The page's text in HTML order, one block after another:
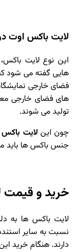
لایت باکس اوت
این نوع لایت
هایی گفته می شود که
فضای خارجی
تولید می شوند.
چون اینلایت
جنس باکس ها باید
خرید و قیمت
لایت باکس ها به
نسبت به سایر
دارند. هنگام خرید